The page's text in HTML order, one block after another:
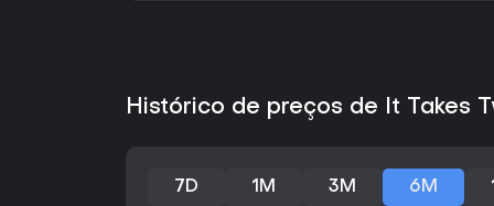
Histórico de preços de It Takes
7D 1M 3M 6M